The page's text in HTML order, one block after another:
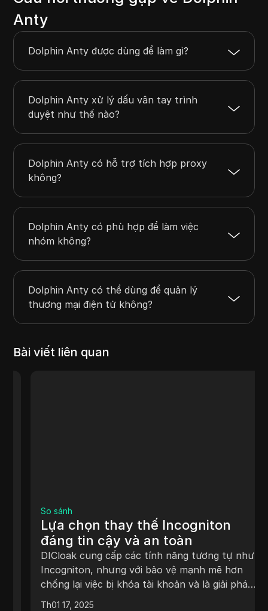
Anty
Dolphin Anty được dùng để làm gì?
Dolphin Anty xử lý dấu vân tay trình
duyệt như thế nào?
Dolphin Anty có hỗ trợ tích hợp proxy
không?
Dolphin Anty có phù hợp để làm việc
nhóm không?
Dolphin Anty có thể dùng để quản lý
thương mại điện tử không?
Bài viết liên quan
So sánh
Lựa chọn thay thế Incogniton
đáng tin cậy và an toàn
DICloak cung cấp các tính năng tương tự như
Incogniton, nhưng với bảo vệ mạnh mẽ hơn
chống lại việc bị khóa tài khoản và là giải pháp
tiết kiệm chi phí hơn.
Th01 17, 2025